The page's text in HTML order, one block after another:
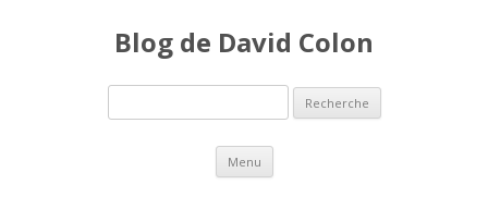
Blog de David Colon
Menu Aller au contenu principal